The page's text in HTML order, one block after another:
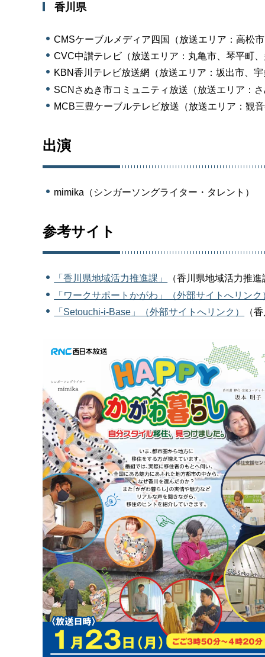
香川県
CMSケーブルメディア四国（放送エリア：高松
CVC中讃テレビ（放送エリア：丸亀市、琴平町
KBN香川テレビ放送網（放送エリア：坂出市、
SCNさぬき市コミュニティ放送（放送エリア：
MCB三豊ケーブルテレビ放送（放送エリア：観
出演
mimika（シンガーソングライター・タレント）
参考サイト
「香川県地域活力推進課」
（香川県地域活力推
「ワークサポートかがわ」（外部サイトへリンク
「Setouchi-i-Base」（外部サイトへリンク）
（